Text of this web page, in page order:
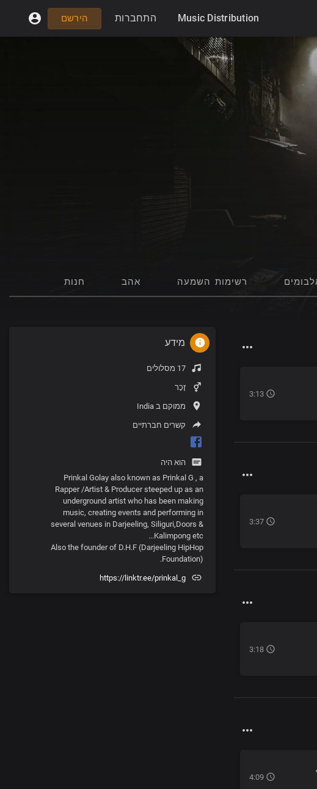
Music Distribution התחברות הירשם
רשימות השמעה אהב חנות
מידע
זָכָר
ממוקם ב India
קשרים חברתיים
הוא היה
Prinkal Golay also known as Prinkal G , a
Rapper /Artist & Producer steeped up as an
underground artist who has been making
music, creating events and performing in
several venues in Darjeeling, Siliguri,Doors &
Kalimpong etc...
Also the founder of D.H.F (Darjeeling HipHop
Foundation).
https://linktr.ee/prinkal_g